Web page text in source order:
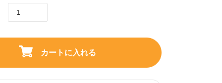
カートに入れる